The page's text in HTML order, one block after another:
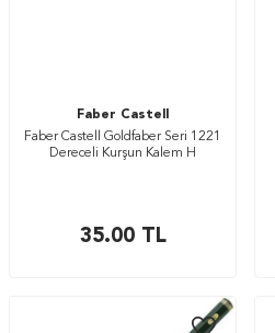
Faber Castell
Faber Castell Goldfaber Seri 1221
Dereceli Kurşun Kalem H
35.00TL